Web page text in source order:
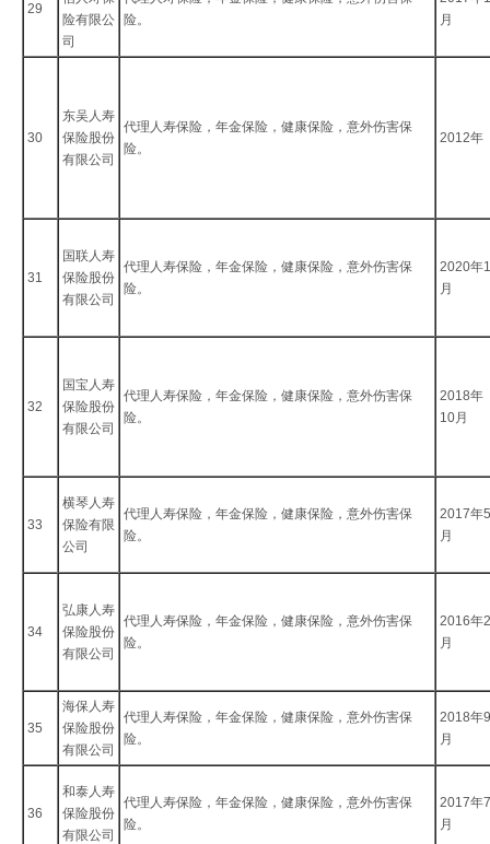
29
险有限公
司
险。
月
30
东吴人寿
保险股份
有限公司
代理人寿保险，年金保险，健康保险，意外伤害保
险。
2012年
31
国联人寿
保险股份
有限公司
代理人寿保险，年金保险，健康保险，意外伤害保
险。
2020年
月
32
国宝人寿
保险股份
有限公司
代理人寿保险，年金保险，健康保险，意外伤害保
险。
2018年
10月
33
横琴人寿
保险有限
公司
代理人寿保险，年金保险，健康保险，意外伤害保
险。
2017年
月
34
弘康人寿
保险股份
有限公司
代理人寿保险，年金保险，健康保险，意外伤害保
险。
2016年
月
35
海保人寿
保险股份
有限公司
代理人寿保险，年金保险，健康保险，意外伤害保
险。
2018年
月
36
和泰人寿
保险股份
有限公司
代理人寿保险，年金保险，健康保险，意外伤害保
险。
2017年
月